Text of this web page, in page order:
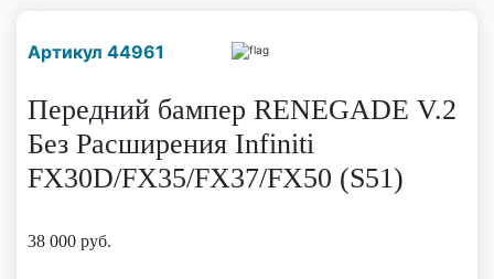
Артикул 44961
Передний бампер RENEGADE V.2
Без Расширения Infiniti
FX30D/FX35/FX37/FX50 (S51)
38 000 руб.